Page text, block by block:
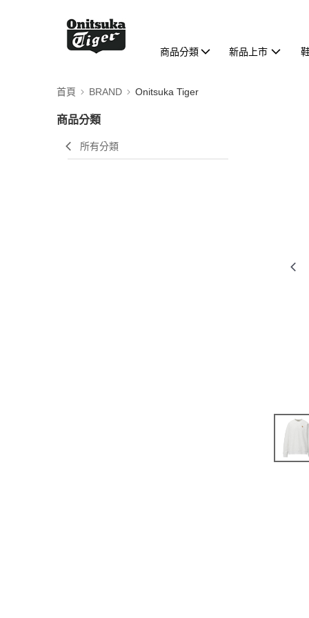
商品分類 新品上市
首頁 BRAND Onitsuka Tiger
商品分類
所有分類